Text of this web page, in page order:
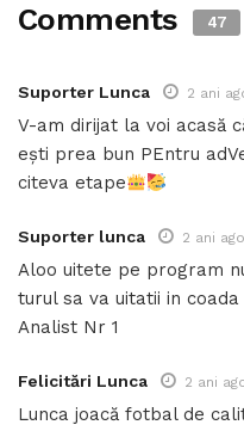
Comments 47
Suporter Lunca 2 ani
V-am dirijat la voi acasă
ești prea bun PEntru
citeva etape
Suporter lunca 2 ani ago
Aloo uitete pe program
turul sa va uitatii in
Analist Nr 1
Felicitări Lunca 2 ani
Lunca joacă fotbal de